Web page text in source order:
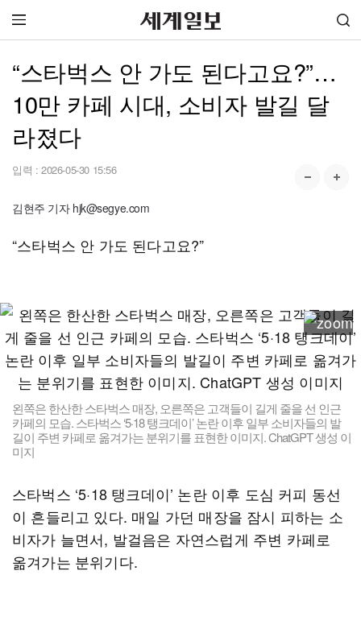
“스타벅스 안 가도 된다고요?”…
10만 카페 시대, 소비자 발길 달
라졌다
입력 : 2026-05-30 15:56
김현주 기자 hjk@segye.com
“스타벅스 안 가도 된다고요?”
왼쪽은 한산한 스타벅스 매장, 오른쪽은 고객들이 길게 줄을 선 인근
카페의 모습. 스타벅스 ‘5·18 탱크데이’ 논란 이후 일부 소비자들의 발
길이 주변 카페로 옮겨가는 분위기를 표현한 이미지. ChatGPT 생성 이
미지
스타벅스 ‘5·18 탱크데이’ 논란 이후 도심 커피 동선
이 흔들리고 있다. 매일 가던 매장을 잠시 피하는 소
비자가 늘면서, 발걸음은 자연스럽게 주변 카페로
옮겨가는 분위기다.